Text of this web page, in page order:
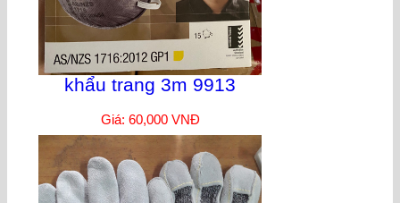
khẩu trang 3m 9913
Giá: 60,000 VNĐ